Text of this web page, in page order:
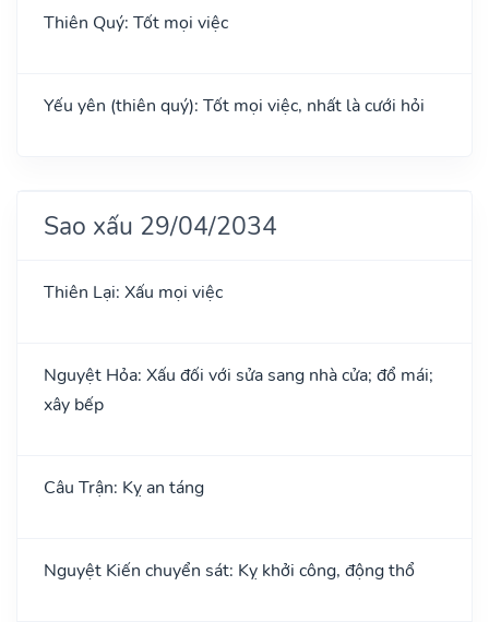
Thiên Quý: Tốt mọi việc
Yếu yên (thiên quý): Tốt mọi việc, nhất là cưới hỏi
Sao xấu 29/04/2034
Thiên Lại: Xấu mọi việc
Nguyệt Hỏa: Xấu đối với sửa sang nhà cửa; đổ mái;
xây bếp
Câu Trận: Kỵ an táng
Nguyệt Kiến chuyển sát: Kỵ khởi công, động thổ